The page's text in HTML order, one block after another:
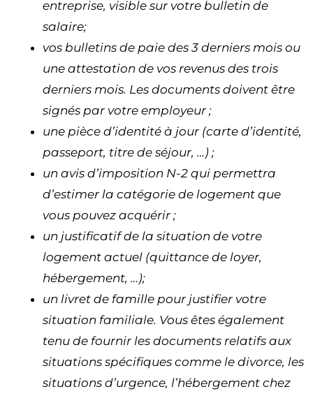
entreprise, visible sur votre bulletin de
salaire;
vos bulletins de paie des 3 derniers mois ou
une attestation de vos revenus des trois
derniers mois. Les documents doivent être
signés par votre employeur ;
une pièce d’identité à jour (carte d’identité,
passeport, titre de séjour, …) ;
un avis d’imposition N-2 qui permettra
d’estimer la catégorie de logement que
vous pouvez acquérir ;
un justificatif de la situation de votre
logement actuel (quittance de loyer,
hébergement, …);
un livret de famille pour justifier votre
situation familiale. Vous êtes également
tenu de fournir les documents relatifs aux
situations spécifiques comme le divorce, les
situations d’urgence, l’hébergement chez